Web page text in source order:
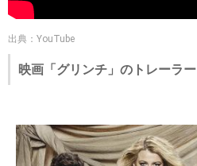
出典：YouTube
映画「グリンチ」のトレーラー